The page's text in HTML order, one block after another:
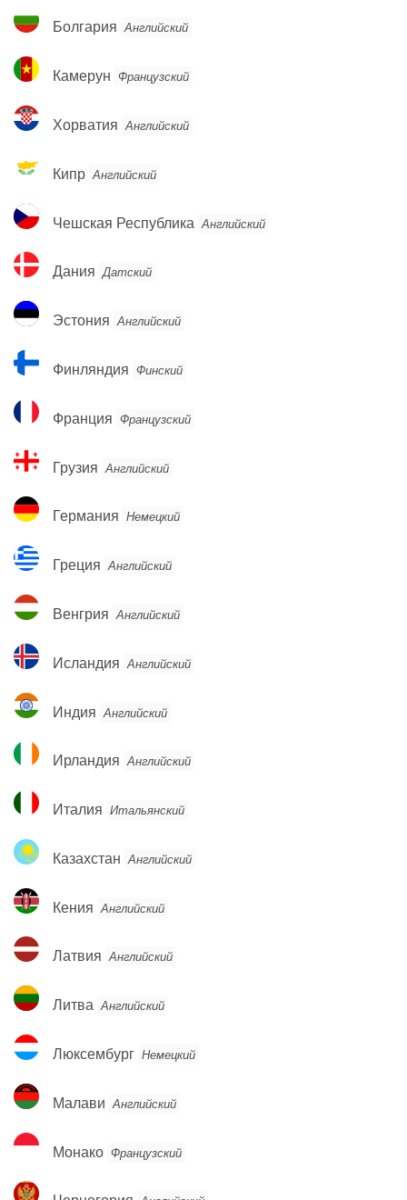
Болгария
Болгария Английский
Камерун
Камерун Французский
Хорватия
Хорватия Английский
Кипр
Кипр Английский
Чешская
Республика
Чешская Республика Английский
Дания
Дания Датский
Эстония
Эстония Английский
Финляндия
Финляндия Финский
Франция
Франция Французский
Грузия
Грузия Английский
Германия
Германия Немецкий
Греция
Греция Английский
Венгрия
Венгрия Английский
Исландия
Исландия Английский
Индия
Индия Английский
Ирландия
Ирландия Английский
Италия
Италия Итальянский
Казахстан
Казахстан Английский
Кения
Кения Английский
Латвия
Латвия Английский
Литва
Литва Английский
Люксембург
Люксембург Немецкий
Малави
Малави Английский
Монако
Монако Французский
Черногория